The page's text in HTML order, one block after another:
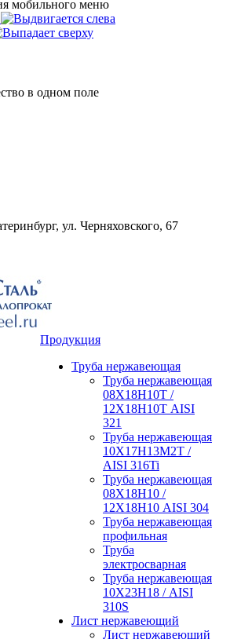
мобильного меню
в одном поле
ул. Черняховского, 67
Продукция
Труба нержавеющая
Труба нержавеющая
08Х18Н10Т /
12Х18Н10Т AISI
321
Труба нержавеющая
10Х17Н13М2Т /
AISI 316Ti
Труба нержавеющая
08Х18Н10 /
12Х18Н10 AISI 304
Труба нержавеющая
профильная
Труба
электросварная
Труба нержавеющая
10Х23Н18 / AISI
310S
Лист нержавеющий
Лист нержавеющий